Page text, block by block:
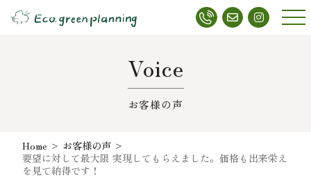
メニ
Voice
お客様の声
Home > お客様の声 >
要望に対して最大限 実現してもらえました。価格も出来栄え
を見て納得です！